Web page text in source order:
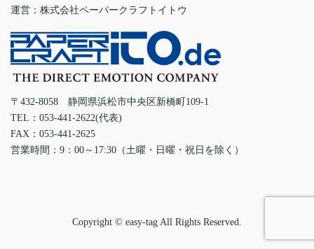
運営：株式会社ペーパークラフトイトウ
〒432-8058 静岡県浜松市中央区新橋町109-1
TEL：053-441-2622(代表)
FAX：053-441-2625
営業時間：9：00～17:30（土曜・日曜・祝日を除く）
Copyright © easy-tag All Rights Reserved.